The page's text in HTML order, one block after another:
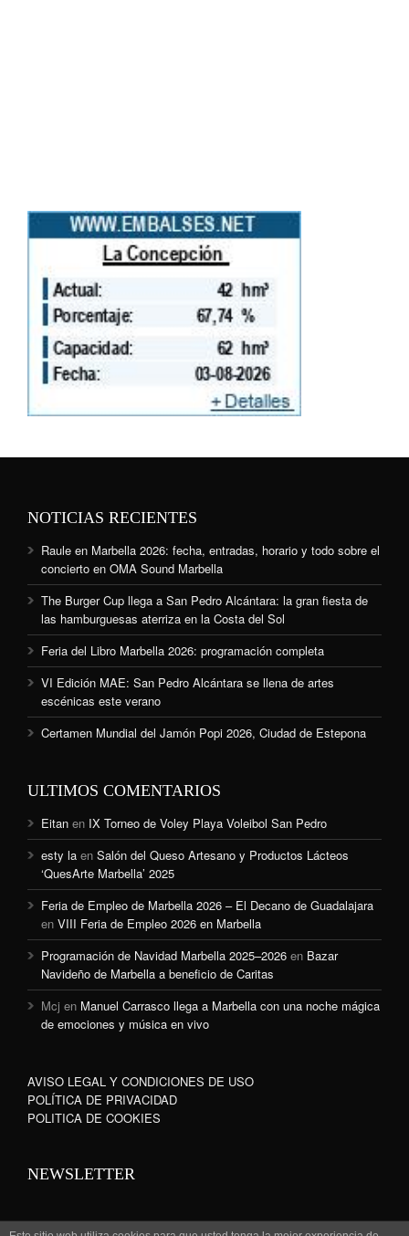
NOTICIAS RECIENTES
Raule en Marbella 2026: fecha, entradas, horario y todo sobre el
concierto en OMA Sound Marbella
The Burger Cup llega a San Pedro Alcántara: la gran fiesta de
las hamburguesas aterriza en la Costa del Sol
Feria del Libro Marbella 2026: programación completa
VI Edición MAE: San Pedro Alcántara se llena de artes
escénicas este verano
Certamen Mundial del Jamón Popi 2026, Ciudad de Estepona
ULTIMOS COMENTARIOS
Eitan en IX Torneo de Voley Playa Voleibol San Pedro
esty la en Salón del Queso Artesano y Productos Lácteos
‘QuesArte Marbella’ 2025
Feria de Empleo de Marbella 2026 – El Decano de Guadalajara
en VIII Feria de Empleo 2026 en Marbella
Programación de Navidad Marbella 2025–2026 en Bazar
Navideño de Marbella a beneficio de Caritas
Mcj en Manuel Carrasco llega a Marbella con una noche mágica
de emociones y música en vivo
AVISO LEGAL Y CONDICIONES DE USO
POLÍTICA DE PRIVACIDAD
POLITICA DE COOKIES
NEWSLETTER